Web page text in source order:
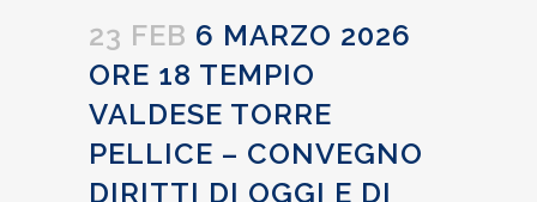
23 FEB 6 MARZO 2026
ORE 18 TEMPIO
VALDESE TORRE
PELLICE – CONVEGNO
DIRITTI DI OGGI E DI